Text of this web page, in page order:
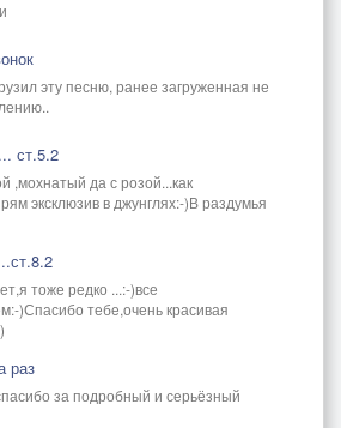
эту песню, ранее загруженная не
ст.5.2
,мохнатый да с розой...как
эксклюзив в джунглях:-)В раздумья
тоже редко ...:-)все
)Спасибо тебе,очень красивая
раз
за подробный и серьёзный